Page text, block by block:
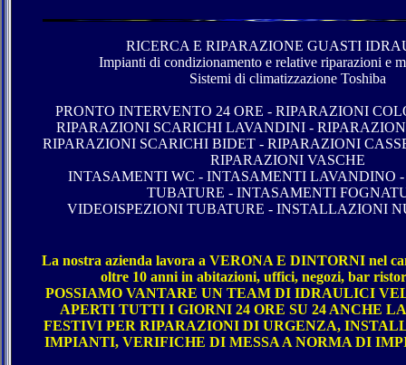
RICERCA E RIPARAZIONE GUASTI
Impianti di condizionamento e relative riparazioni e
Sistemi di climatizzazione Toshiba
PRONTO INTERVENTO 24 ORE - RIPARAZIONI
RIPARAZIONI SCARICHI LAVANDINI -
RIPARAZIONI SCARICHI BIDET - RIPARAZIONI
RIPARAZIONI VASCHE
INTASAMENTI WC - INTASAMENTI LAVANDINO
TUBATURE - INTASAMENTI
VIDEOISPEZIONI TUBATURE - INSTALLAZIONI
La nostra azienda lavora a VERONA E DINTORNI nel
oltre 10 anni in abitazioni, uffici, negozi, bar
POSSIAMO VANTARE UN TEAM DI IDRAULICI
APERTI TUTTI I GIORNI 24 ORE SU 24 ANCHE
FESTIVI PER RIPARAZIONI DI URGENZA,
IMPIANTI, VERIFICHE DI MESSA A NORMA DI